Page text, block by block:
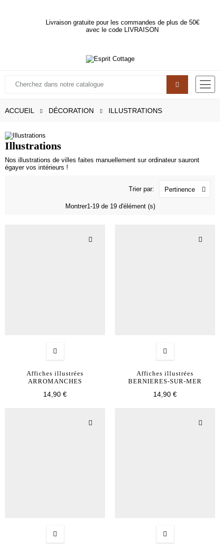
Livraison gratuite pour les commandes de plus de 50€
avec le code LIVRAISON
ACCUEIL DÉCORATION ILLUSTRATIONS
Illustrations
Nos illustrations de villes faites manuellement sur ordinateur sauront
égayer vos intérieurs !
Trier par: Pertinence
Montrer1-19 de 19 d'élément (s)
Affiches illustrées
ARROMANCHES
14,90 €
Affiches illustrées
BERNIERES-SUR-MER
14,90 €